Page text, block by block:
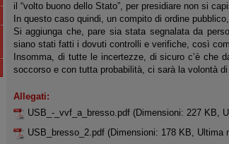
il “volto buono dello Stato”, per presidiare non si
In questo caso quindi, un compito di ordine
Si aggiunga che, pare sia stata segnalata da
siano stati fatti i dovuti controlli e verifiche, così
Insomma, di tutte le incertezze, di sicuro c’è che
soccorso e con tutta probabilità, ci sarà la volontà
Allegati:
USB_-_vvf_a_bresso.pdf (Dimensioni: 227 KB,
USB_bresso_2.pdf (Dimensioni: 178 KB, Ultima